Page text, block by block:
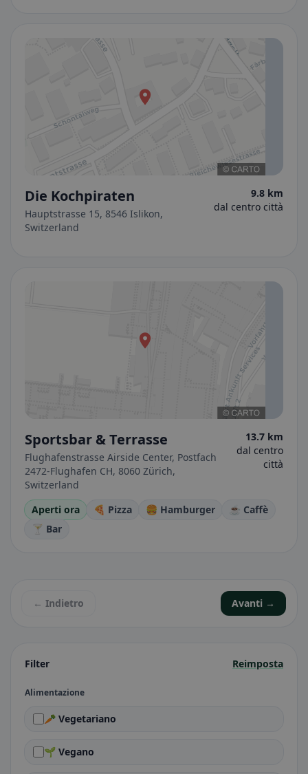
Filter Reimposta
Alimentazione
🥕 Vegetariano
🌱 Vegano
Die Kochpiraten
Hauptstrasse 15, 8546 Islikon,
Switzerland
9.8 km
dal centro città
Sportsbar & Terrasse
Flughafenstrasse Airside Center, Postfach
2472-Flughafen CH, 8060 Zürich,
Switzerland
13.7 km
dal centro
città
Aperti ora 🍕 Pizza 🍔 Hamburger
☕ Caffè
🍸 Bar
← Indietro Avanti →